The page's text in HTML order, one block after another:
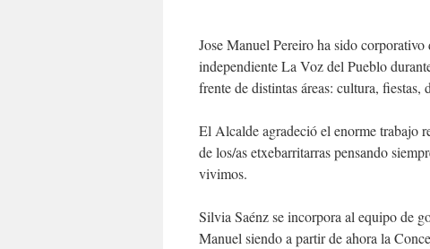
Jose Manuel Pereiro ha sido
independiente La Voz del Pueblo
frente de distintas áreas: cultura,
El Alcalde agradeció el enorme trabajo
de los/as etxebarritarras pensando
vivimos.
Silvia Saénz se incorpora al equipo de
Manuel siendo a partir de ahora la